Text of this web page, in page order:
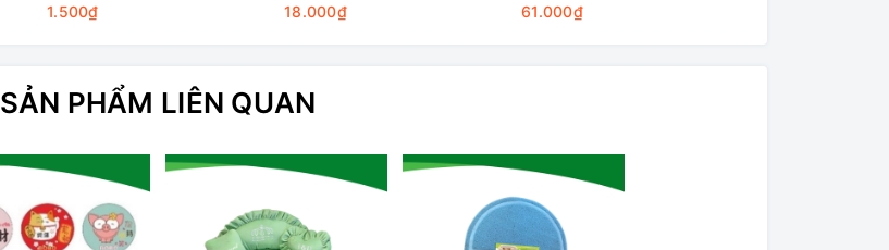
1.500₫ 18.000₫ 61.000₫
SẢN PHẨM LIÊN QUAN